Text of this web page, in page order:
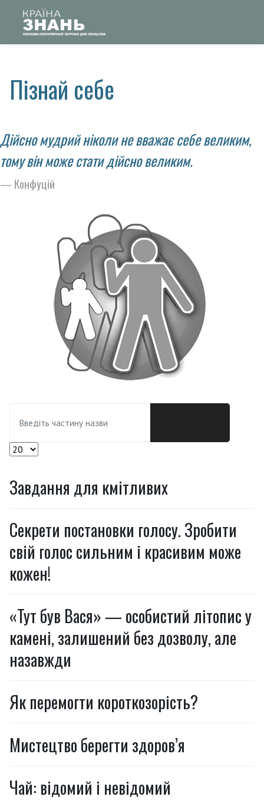
Пізнай себе
Дійсно мудрий ніколи не вважає себе великим,
тому він може стати дійсно великим.
Конфуцій
Показувати
Завдання для кмітливих
Секрети постановки голосу. Зробити
свій голос сильним і красивим може
кожен!
«Тут був Вася» — особистий літопис у
камені, залишений без дозволу, але
назавжди
Як перемогти короткозорість?
Мистецтво берегти здоров’я
Чай: відомий і невідомий